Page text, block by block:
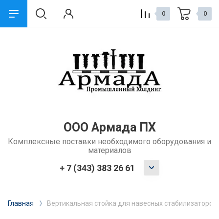
Сервис и поддержка
Способы оплаты
Ремонт и услуги
ООО Армада ПХ
Комплексные поставки необходимого оборудования и
материалов
+ 7 (343) 383 26 61
0 0
Главная Вертикальная стойка для навесных стабилизаторов